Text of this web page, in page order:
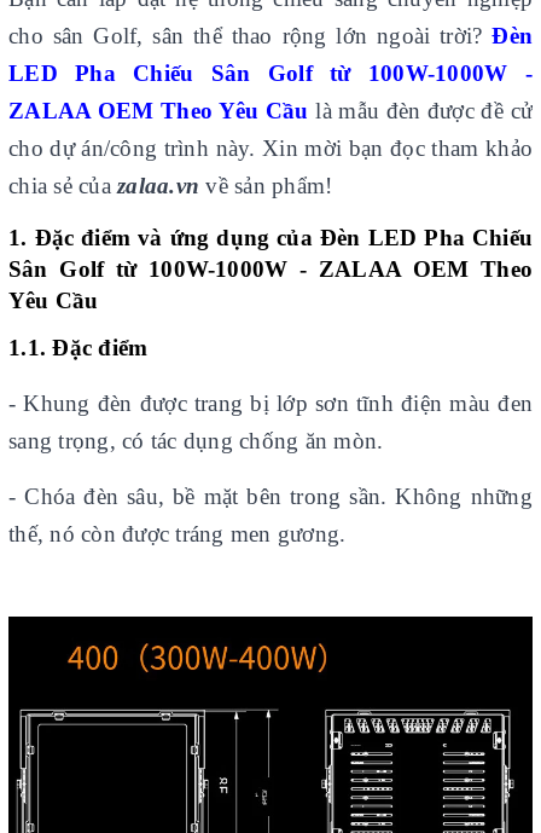
cho sân Golf, sân thể thao rộng lớn ngoài trời? Đèn
LED Pha Chiếu Sân Golf từ 100W-1000W -
ZALAA OEM Theo Yêu Cầu là mẫu đèn được đề cử
cho dự án/công trình này. Xin mời bạn đọc tham khảo
chia sẻ của zalaa.vnvề sản phẩm!
1. Đặc điểm và ứng dụng của Đèn LED Pha Chiếu
Sân Golf từ 100W-1000W - ZALAA OEM Theo
Yêu Cầu
1.1. Đặc điểm
- Khung đèn được trang bị lớp sơn tĩnh điện màu đen
sang trọng, có tác dụng chống ăn mòn.
- Chóa đèn sâu, bề mặt bên trong sần. Không những
thế, nó còn được tráng men gương.